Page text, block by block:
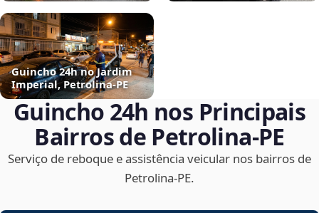
Guincho 24h no Jardim
Imperial, Petrolina‑PE
Guincho 24h nos Principais
Bairros de Petrolina‑PE
Serviço de reboque e assistência veicular nos bairros de
Petrolina‑PE.